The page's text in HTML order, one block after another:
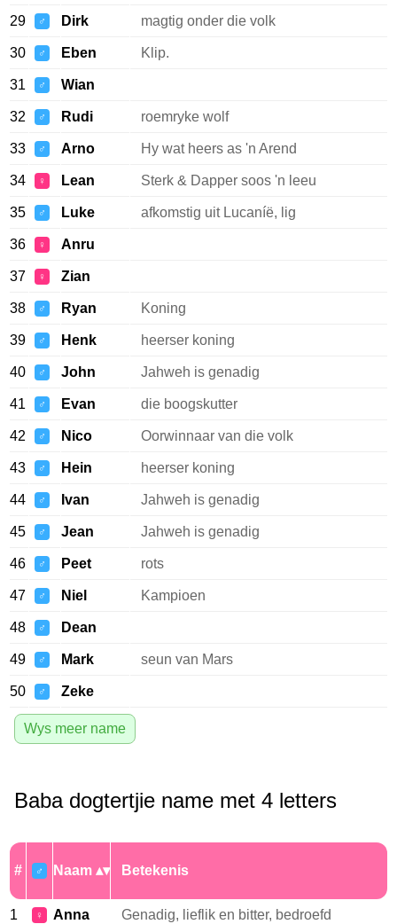
29 ♂ Dirk magtig onder die volk
30 ♂ Eben Klip.
31 ♂ Wian
32 ♂ Rudi roemryke wolf
33 ♂ Arno Hy wat heers as 'n Arend
34 ♀ Lean Sterk & Dapper soos 'n leeu
35 ♂ Luke afkomstig uit Lucaníë, lig
36 ♀ Anru
37 ♀ Zian
38 ♂ Ryan Koning
39 ♂ Henk heerser koning
40 ♂ John Jahweh is genadig
41 ♂ Evan die boogskutter
42 ♂ Nico Oorwinnaar van die volk
43 ♂ Hein heerser koning
44 ♂ Ivan Jahweh is genadig
45 ♂ Jean Jahweh is genadig
46 ♂ Peet rots
47 ♂ Niel Kampioen
48 ♂ Dean
49 ♂ Mark seun van Mars
50 ♂ Zeke
Wys meer name
Baba dogtertjie name met 4 letters
# ♂ Naam Betekenis
1 ♀ Anna Genadig, lieflik en bitter, bedroefd